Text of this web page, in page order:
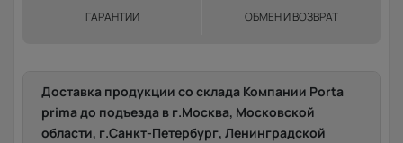
ГАРАНТИИ ОБМЕН И ВОЗВРАТ
Доставка продукции со склада Компании Porta
prima до подъезда в г.Москва, Московской
области, г.Санкт-Петербург, Ленинградской